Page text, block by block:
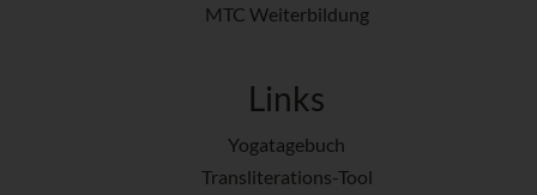
MTC Weiterbildung
Links
Yogatagebuch
Transliterations-Tool